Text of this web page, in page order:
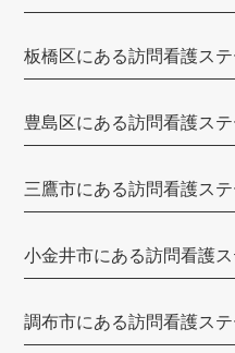
訪問看護ステーションみ
アップルパイ訪問看護ス
医師会立中央区訪問看護
すみれ訪問看護ステーシ
東京ひかりナースステー
訪問看護ステーションリ
板橋区にある訪問看護ス
豊島区にある訪問看護ス
三鷹市にある訪問看護ス
小金井市にある訪問看護
調布市にある訪問看護ス